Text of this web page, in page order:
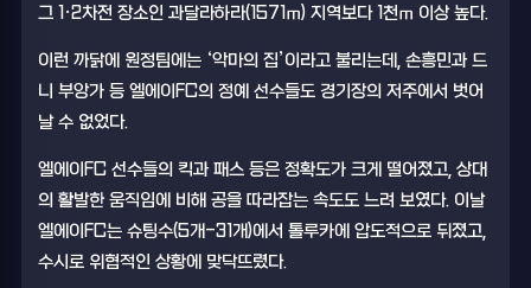
그 1·2차전 장소인 과달라하라(1571ｍ) 지역보다 1천ｍ 이상 높다.
이런 까닭에 원정팀에는 ‘악마의 집’이라고 불리는데, 손흥민과 드
니 부앙가 등 엘에이FC의 정예 선수들도 경기장의 저주에서 벗어
날 수 없었다.
엘에이FC 선수들의 킥과 패스 등은 정확도가 크게 떨어졌고, 상대
의 활발한 움직임에 비해 공을 따라잡는 속도도 느려 보였다. 이날
엘에이FC는 슈팅수(5개-31개)에서 톨루카에 압도적으로 뒤졌고,
수시로 위협적인 상황에 맞닥뜨렸다.